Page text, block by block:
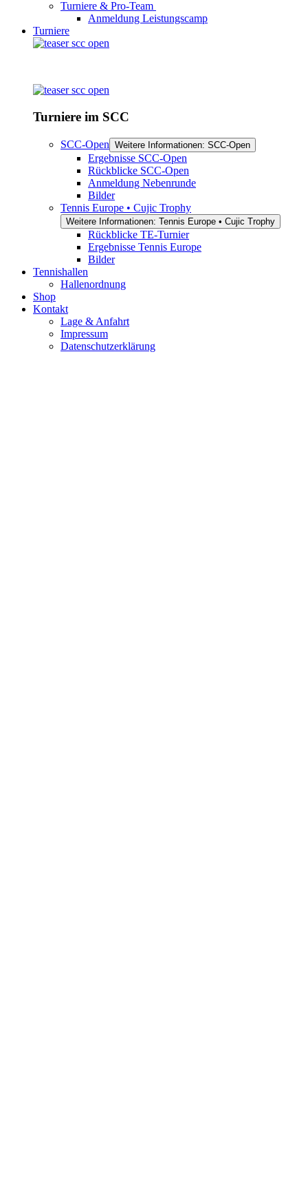
Turniere & Pro-Team
Anmeldung Leistungscamp
Turniere
Turniere im SCC
SCC-Open Weitere Informationen: SCC-Open
Ergebnisse SCC-Open
Rückblicke SCC-Open
Anmeldung Nebenrunde
Bilder
Tennis Europe • Cujic Trophy
Weitere Informationen: Tennis Europe • Cujic Trophy
Rückblicke TE-Turnier
Ergebnisse Tennis Europe
Bilder
Tennishallen
Hallenordnung
Shop
Kontakt
Lage & Anfahrt
Impressum
Datenschutzerklärung